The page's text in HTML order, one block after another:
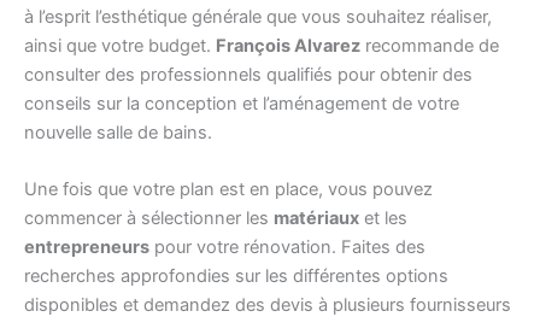
à l’esprit l’esthétique générale que vous souhaitez réaliser,
ainsi que votre budget. François Alvarez recommande de
consulter des professionnels qualifiés pour obtenir des
conseils sur la conception et l’aménagement de votre
nouvelle salle de bains.
Une fois que votre plan est en place, vous pouvez
commencer à sélectionner les matériaux et les
entrepreneurs pour votre rénovation. Faites des
recherches approfondies sur les différentes options
disponibles et demandez des devis à plusieurs fournisseurs